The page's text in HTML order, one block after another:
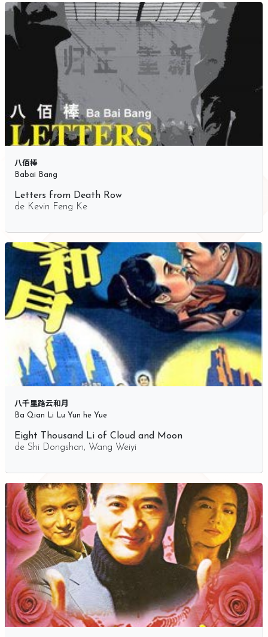
八佰棒
Babai Bang
Letters from Death Row
de Kevin Feng Ke
八千里路云和月
Ba Qian Li Lu Yun he Yue
Eight Thousand Li of Cloud and Moon
de Shi Dongshan, Wang Weiyi